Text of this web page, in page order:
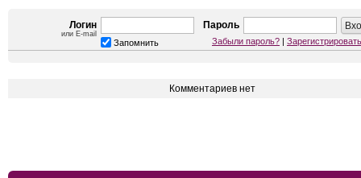
Логин
или E-mail
Пароль
Запомнить Забыли пароль? |
Комментариев нет